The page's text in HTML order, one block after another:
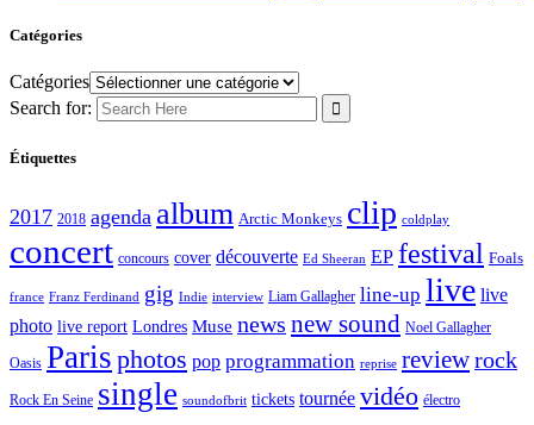
Catégories
Catégories
Search for:
Étiquettes
2017 2018 agenda album Arctic Monkeys clip coldplay
concert concours cover découverte Ed Sheeran EP festival Foals
france Franz Ferdinand gig Indie interview Liam Gallagher line-up live live
photo live report Londres Muse news new sound Noel Gallagher
Oasis Paris photos pop programmation reprise reviewrock
Rock En Seine single soundofbrit tickets tournée vidéo électro